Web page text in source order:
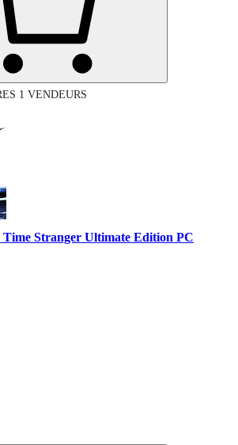
1 VENDEURS
Stranger Ultimate Edition PC